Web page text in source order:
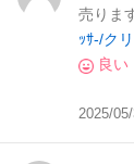
売りま
ｯｻ-/ク
良い
2025/